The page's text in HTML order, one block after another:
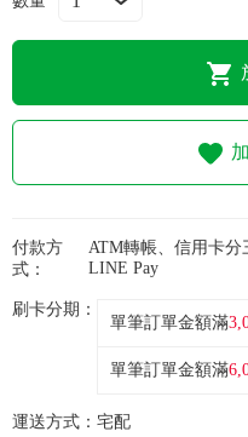
付款方
式：
ATM轉帳、信用卡分
LINE Pay
刷卡分期：
單筆訂單金額滿
單筆訂單金額滿
運送方式： 宅配